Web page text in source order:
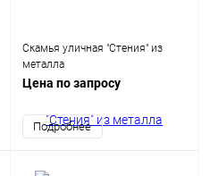
Скамья уличная "Стения" из
металла
Цена по запросу
Подробнее